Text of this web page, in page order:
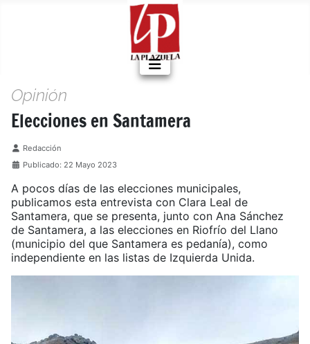
Opinión
Elecciones en Santamera
Detalles
Redacción
Publicado: 22 Mayo 2023
A pocos días de las elecciones municipales,
publicamos esta entrevista con Clara Leal de
Santamera, que se presenta, junto con Ana Sánchez
de Santamera, a las elecciones en Riofrío del Llano
(municipio del que Santamera es pedanía), como
independiente en las listas de Izquierda Unida.